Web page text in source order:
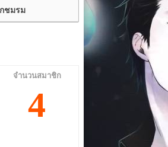
ชมรม
จำนวนสมาชิก
4